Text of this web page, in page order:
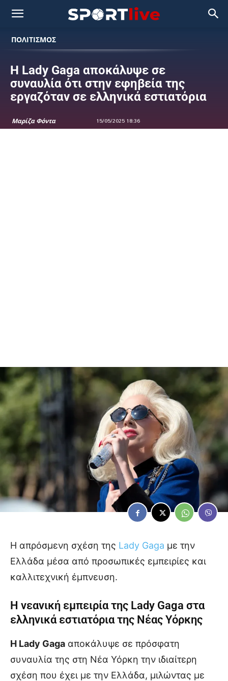
ΠΟΛΙΤΙΣΜΟΣ
Η Lady Gaga αποκάλυψε σε
συναυλία ότι στην εφηβεία της
εργαζόταν σε ελληνικά εστιατόρια
Μαρίζα Φόντα 15/05/2025 18:36
Η απρόσμενη σχέση της Lady Gaga με την
Ελλάδα μέσα από προσωπικές εμπειρίες και
καλλιτεχνική έμπνευση.
Η νεανική εμπειρία της Lady Gaga στα
ελληνικά εστιατόρια της Νέας Υόρκης
Η Lady Gaga αποκάλυψε σε πρόσφατη
συναυλία της στη Νέα Υόρκη την ιδιαίτερη
σχέση που έχει με την Ελλάδα, μιλώντας με